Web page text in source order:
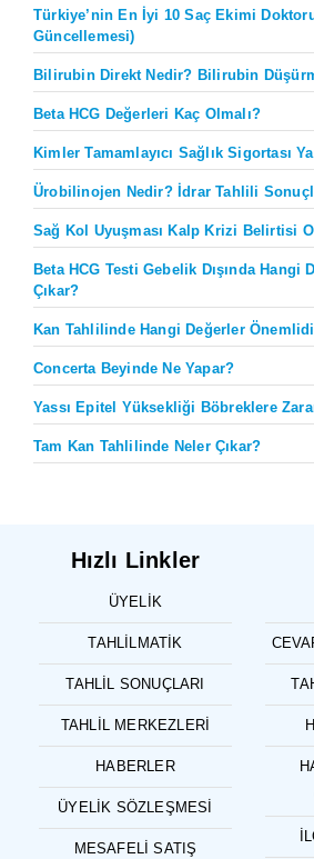
Türkiye’nin En İyi 10 Saç Ekimi
Güncellemesi)
Bilirubin Direkt Nedir? Bilirubin
Beta HCG Değerleri Kaç Olmalı?
Kimler Tamamlayıcı Sağlık Sigortası
Ürobilinojen Nedir? İdrar Tahlili
Sağ Kol Uyuşması Kalp Krizi Belirtisi
Beta HCG Testi Gebelik Dışında Hangi
Çıkar?
Kan Tahlilinde Hangi Değerler
Concerta Beyinde Ne Yapar?
Yassı Epitel Yüksekliği Böbreklere
Tam Kan Tahlilinde Neler Çıkar?
Hızlı Linkler
ÜYELIK
TAHLILMATIK
TAHLIL SONUÇLARI
TAHLIL MERKEZLERI
HABERLER
ÜYELIK SÖZLEŞMESI
MESAFELI SATIŞ